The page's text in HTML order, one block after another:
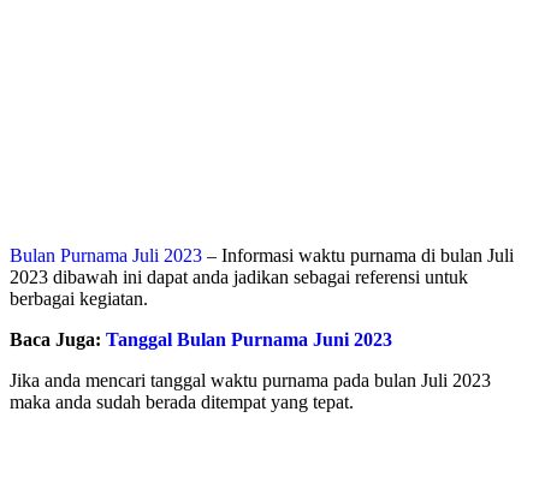
Bulan Purnama Juli 2023 – Informasi waktu purnama di bulan Juli
2023 dibawah ini dapat anda jadikan sebagai referensi untuk
berbagai kegiatan.
Baca Juga: Tanggal Bulan Purnama Juni 2023
Jika anda mencari tanggal waktu purnama pada bulan Juli 2023
maka anda sudah berada ditempat yang tepat.